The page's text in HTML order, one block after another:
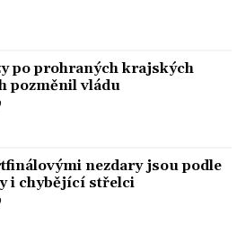
po prohraných krajských
pozměnil vládu
nezdary jsou podle
i chybějící střelci